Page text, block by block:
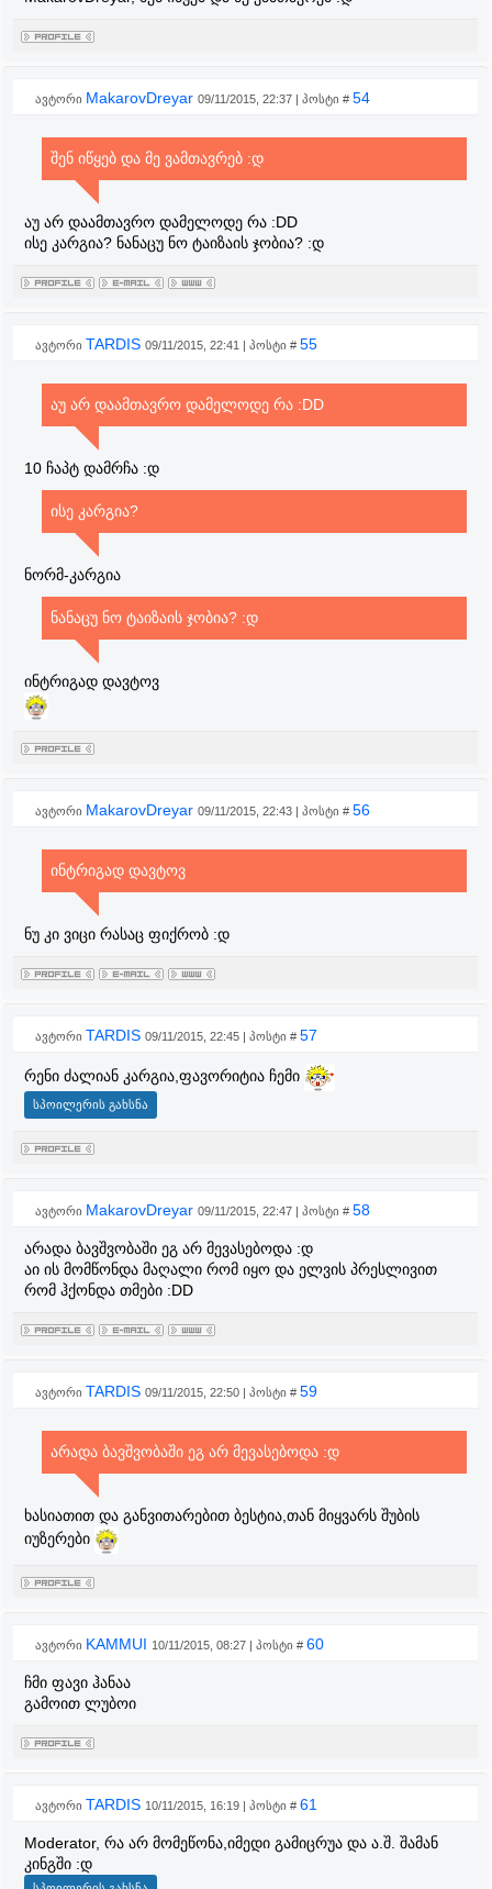
ავტორი MakarovDreyar 09/11/2015, 22:37 | პოსტი # 54
შენ იწყებ და მე ვამთავრებ :დ
აუ არ დაამთავრო დამელოდე რა :DD
ისე კარგია? ნანაცუ ნო ტაიზაის ჯობია? :დ
ავტორი TARDIS 09/11/2015, 22:41 | პოსტი # 55
აუ არ დაამთავრო დამელოდე რა :DD
10 ჩაპტ დამრჩა :დ
ისე კარგია?
ნორმ-კარგია
ნანაცუ ნო ტაიზაის ჯობია? :დ
ინტრიგად დავტოვ
ავტორი MakarovDreyar 09/11/2015, 22:43 | პოსტი # 56
ინტრიგად დავტოვ
ნუ კი ვიცი რასაც ფიქრობ :დ
ავტორი TARDIS 09/11/2015, 22:45 | პოსტი # 57
რენი ძალიან კარგია,ფავორიტია ჩემი
ავტორი MakarovDreyar 09/11/2015, 22:47 | პოსტი # 58
არადა ბავშვობაში ეგ არ მევასებოდა :დ
აი ის მომწონდა მაღალი რომ იყო და ელვის პრესლივით
რომ ჰქონდა თმები :DD
ავტორი TARDIS 09/11/2015, 22:50 | პოსტი # 59
არადა ბავშვობაში ეგ არ მევასებოდა :დ
ხასიათით და განვითარებით ბესტია,თან მიყვარს შუბის
იუზერები
ავტორი KAMMUI 10/11/2015, 08:27 | პოსტი # 60
ჩმი ფავი ჰანაა
გამოით ლუბოი
ავტორი TARDIS 10/11/2015, 16:19 | პოსტი # 61
Moderator, რა არ მომეწონა,იმედი გამიცრუა და ა.შ. შამან
კინგში :დ